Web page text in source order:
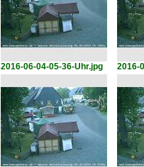
2016-06-04-05-36-Uhr.jpg 2016-